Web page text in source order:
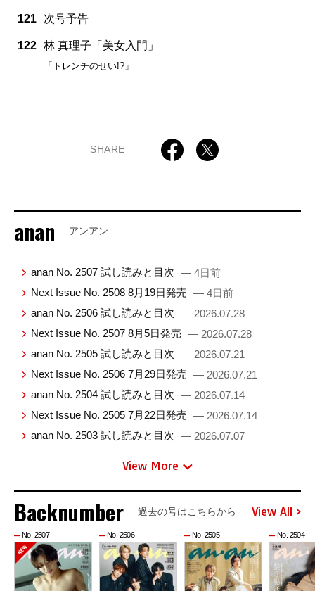
121 次号予告
122 林 真理子「美女入門」
「トレンチのせい!?」
SHARE
anan アンアン
anan No. 2507 試し読みと目次 — 4日前
Next Issue No. 2508 8月19日発売 — 4日前
anan No. 2506 試し読みと目次 — 2026.07.28
Next Issue No. 2507 8月5日発売 — 2026.07.28
anan No. 2505 試し読みと目次 — 2026.07.21
Next Issue No. 2506 7月29日発売 — 2026.07.21
anan No. 2504 試し読みと目次 — 2026.07.14
Next Issue No. 2505 7月22日発売 — 2026.07.14
anan No. 2503 試し読みと目次 — 2026.07.07
View More
Backnumber 過去の号はこちらから View All
No. 2507 No. 2506 No. 2505 No. 2504